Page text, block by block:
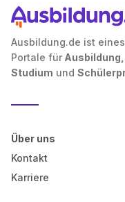
Ausbildung.de ist
Portale für
Studium und
Über uns
Kontakt
Karriere